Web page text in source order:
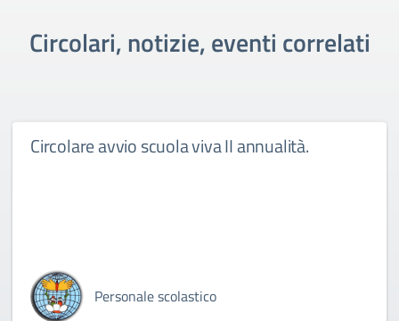
Circolari, notizie, eventi correlati
Circolare avvio scuola viva II annualità.
Personale scolastico